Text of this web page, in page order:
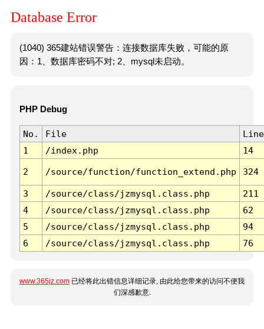
Database Error
(1040) 365建站错误警告：连接数据库失败，可能的原
因：1、数据库密码不对; 2、mysql未启动。
PHP Debug
No. File
Line
1
/index.php 14
2 /source/function/function_extend.php 324
3 /source/class/jzmysql.class.php
211
4
/source/class/jzmysql.class.php
62
5
/source/class/jzmysql.class.php
94
6
/source/class/jzmysql.class.php 76
www.365jz.com 已经将此出错信息详细记录, 由此给您带来的访问不便我
们深感歉意.